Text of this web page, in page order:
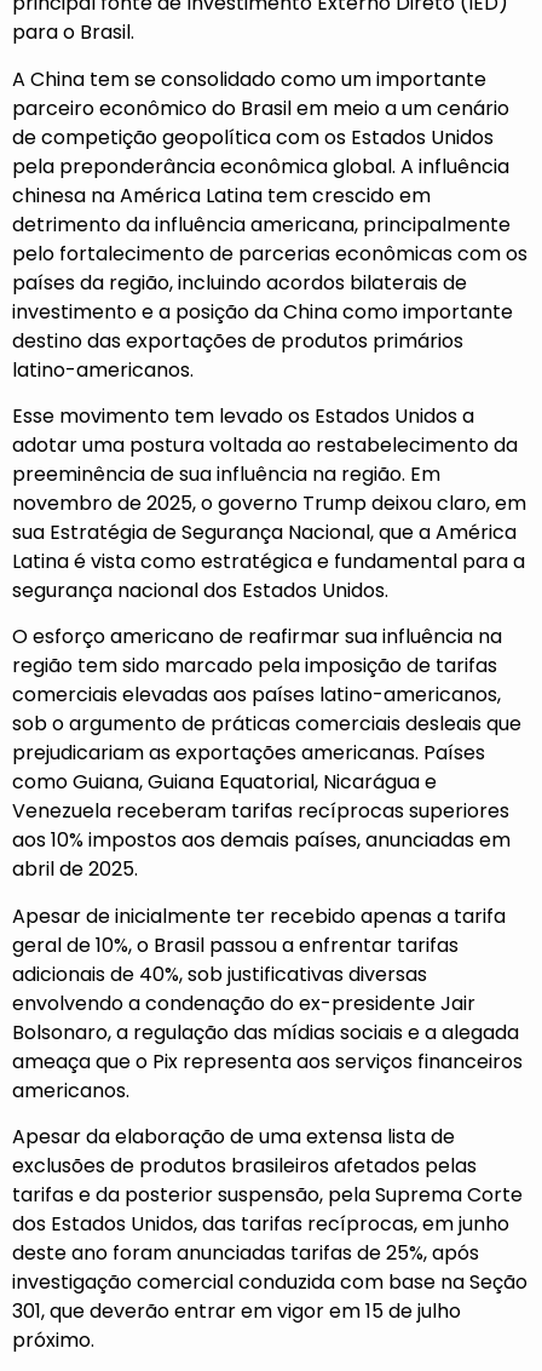
para o Brasil.
A China tem se consolidado como um importante
parceiro econômico do Brasil em meio a um cenário
de competição geopolítica com os Estados Unidos
pela preponderância econômica global. A influência
chinesa na América Latina tem crescido em
detrimento da influência americana, principalmente
pelo fortalecimento de parcerias econômicas com os
países da região, incluindo acordos bilaterais de
investimento e a posição da China como importante
destino das exportações de produtos primários
latino-americanos.
Esse movimento tem levado os Estados Unidos a
adotar uma postura voltada ao restabelecimento da
preeminência de sua influência na região. Em
novembro de 2025, o governo Trump deixou claro, em
sua Estratégia de Segurança Nacional, que a América
Latina é vista como estratégica e fundamental para a
segurança nacional dos Estados Unidos.
O esforço americano de reafirmar sua influência na
região tem sido marcado pela imposição de tarifas
comerciais elevadas aos países latino-americanos,
sob o argumento de práticas comerciais desleais que
prejudicariam as exportações americanas. Países
como Guiana, Guiana Equatorial, Nicarágua e
Venezuela receberam tarifas recíprocas superiores
aos 10% impostos aos demais países, anunciadas em
abril de 2025.
Apesar de inicialmente ter recebido apenas a tarifa
geral de 10%, o Brasil passou a enfrentar tarifas
adicionais de 40%, sob justificativas diversas
envolvendo a condenação do ex-presidente Jair
Bolsonaro, a regulação das mídias sociais e a alegada
ameaça que o Pix representa aos serviços financeiros
americanos.
Apesar da elaboração de uma extensa lista de
exclusões de produtos brasileiros afetados pelas
tarifas e da posterior suspensão, pela Suprema Corte
dos Estados Unidos, das tarifas recíprocas, em junho
deste ano foram anunciadas tarifas de 25%, após
investigação comercial conduzida com base na Seção
301, que deverão entrar em vigor em 15 de julho
próximo.